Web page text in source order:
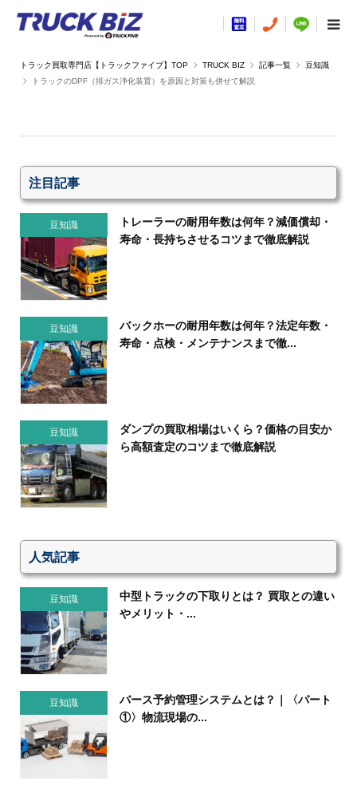
TRUCK BIZ 記事一覧
豆知識
トラックのDPF（排ガス浄化装置）を原因と対策も併せて解説
注目記事
豆知識
トレーラーの耐用年数は何年？減価償却・
寿命・長持ちさせるコツまで徹底解説
豆知識
バックホーの耐用年数は何年？法定年数・
寿命・点検・メンテナンスまで徹...
豆知識
ダンプの買取相場はいくら？価格の目安か
ら高額査定のコツまで徹底解説
人気記事
豆知識
中型トラックの下取りとは？ 買取との違い
やメリット・...
豆知識
バース予約管理システムとは？｜〈パート
①〉物流現場の...